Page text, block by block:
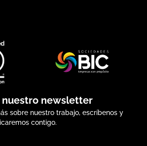
nuestro newsletter
sobre nuestro trabajo, escríbenos y
contigo.